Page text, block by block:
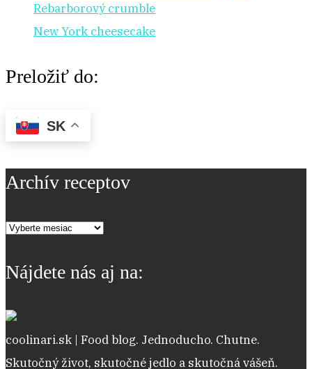
Rebarborový crumble
New York cheesecake
Preložiť do:
SK
Archív receptov
Archív
Nájdete nás aj na:
coolinari.sk | Food blog. Jednoducho. Chutne.
Skutočný život, skutočné jedlo a skutočná vášeň.